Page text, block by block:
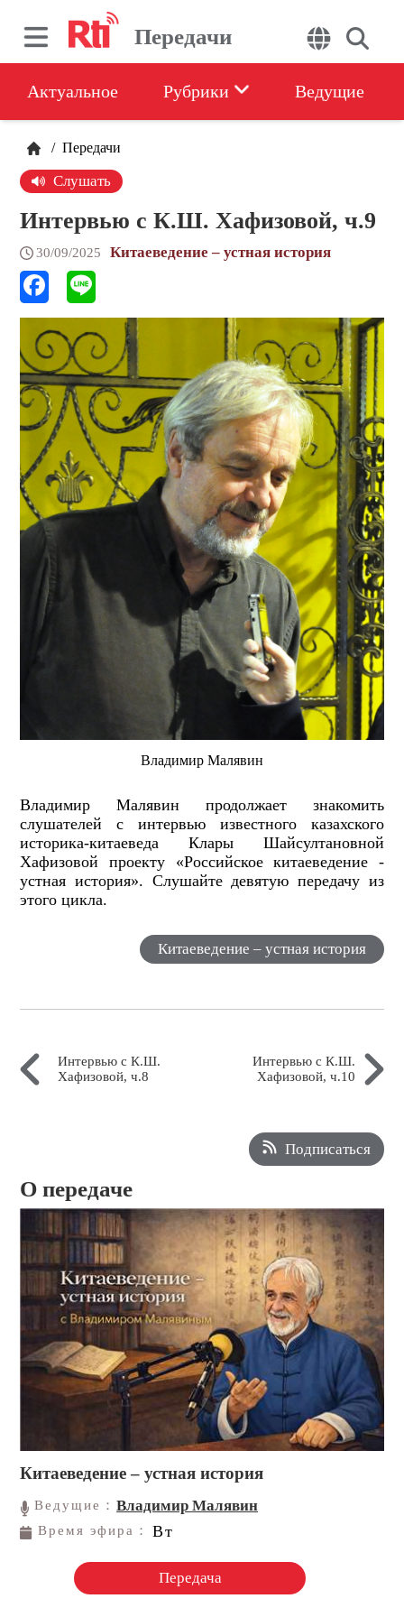
Передачи
Актуальное Рубрики Ведущие
/ Передачи
Слушать
Интервью с К.Ш. Хафизовой, ч.9
30/09/2025 Китаеведение – устная история
Владимир Малявин
Владимир Малявин продолжает знакомить
слушателей с интервью известного казахского
историка-китаеведа Клары Шайсултановной
Хафизовой проекту «Российское китаеведение -
устная история». Слушайте девятую передачу из
этого цикла.
Китаеведение – устная история
Интервью с К.Ш.
Хафизовой, ч.8
Интервью с К.Ш.
Хафизовой, ч.10
Подписаться
О передаче
Китаеведение – устная история
Ведущие：Владимир Малявин
Время эфира： Вт
Передача